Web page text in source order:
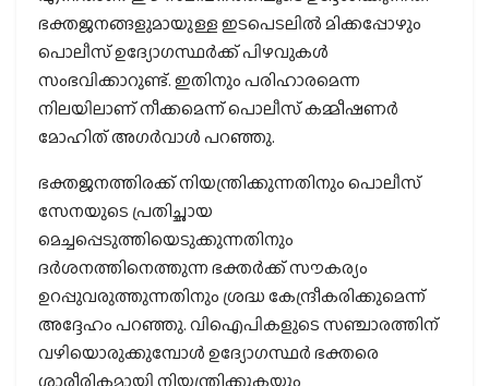
ഭക്തജനങ്ങളുമായുള്ള ഇടപെടലിൽ മിക്കപ്പോഴും
പൊലീസ് ഉദ്യോഗസ്ഥർക്ക് പിഴവുകൾ
സംഭവിക്കാറുണ്ട്. ഇതിനും പരിഹാരമെന്ന
നിലയിലാണ് നീക്കമെന്ന് പൊലീസ് കമ്മീഷണർ
മോഹിത് അഗർവാൾ പറഞ്ഞു.
ഭക്തജനത്തിരക്ക് നിയന്ത്രിക്കുന്നതിനും പൊലീസ്
സേനയുടെ പ്രതിച്ഛായ
മെച്ചപ്പെടുത്തിയെടുക്കുന്നതിനും
ദർശനത്തിനെത്തുന്ന ഭക്തർക്ക് സൗകര്യം
ഉറപ്പുവരുത്തുന്നതിനും ശ്രദ്ധ കേന്ദ്രീകരിക്കുമെന്ന്
അദ്ദേഹം പറഞ്ഞു. വിഐപികളുടെ സഞ്ചാരത്തിന്
വഴിയൊരുക്കുമ്പോൾ ഉദ്യോഗസ്ഥർ ഭക്തരെ